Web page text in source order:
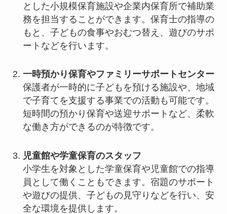
とした小規模保育施設や企業内保育所で補助業
務を担当することができます。保育士の指導の
もと、子どもの食事やおむつ替え、遊びのサポ
ートなどを行います。
一時預かり保育やファミリーサポートセンター
保護者が一時的に子どもを預ける施設や、地域
で子育てを支援する事業での活動も可能です。
短時間の預かり保育や送迎サポートなど、柔軟
な働き方ができるのが特徴です。
児童館や学童保育のスタッフ
小学生を対象とした学童保育や児童館での指導
員として働くこともできます。宿題のサポート
や遊びの提供、子どもの見守りなどを行い、安
全な環境を提供します。